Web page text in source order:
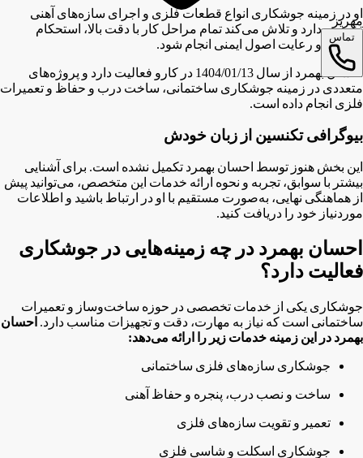
مهریز
تماس
او در زمینه جوشکاری انواع قطعات فلزی و اجرای سازه‌های آهنی
تخصص دارد و تلاش می‌کند تمام مراحل کار با دقت بالا، استحکام
مناسب و رعایت اصول ایمنی انجام شود.
احسان بهمرد از سال 1404/01/13 در کارو فعالیت دارد و پروژه‌های
متعددی در زمینه جوشکاری ساختمانی، ساخت درب و حفاظ و تعمیرات
فلزی انجام داده است.
بیوگرافی تکنسین از زبان خودش
این بخش هنوز توسط احسان بهمرد تکمیل نشده است. برای آشنایی
بیشتر با سوابق، تجربه و نحوه ارائه خدمات این متخصص، می‌توانید پیش
از هماهنگی نهایی، به‌صورت مستقیم با او در ارتباط باشید و اطلاعات
موردنیاز خود را دریافت کنید.
احسان بهمرد در چه زمینه‌هایی در جوشکاری
فعالیت دارد؟
جوشکاری یکی از خدمات تخصصی در حوزه ساخت‌وساز و تعمیرات
ساختمانی است که نیاز به مهارت، دقت و تجهیزات مناسب دارد. احسان
بهمرد در این زمینه خدمات زیر را ارائه می‌دهد:
جوشکاری سازه‌های فلزی ساختمانی
ساخت و نصب درب، پنجره و حفاظ آهنی
تعمیر و تقویت سازه‌های فلزی
جوشکاری اسکلت و شاسی فلزی